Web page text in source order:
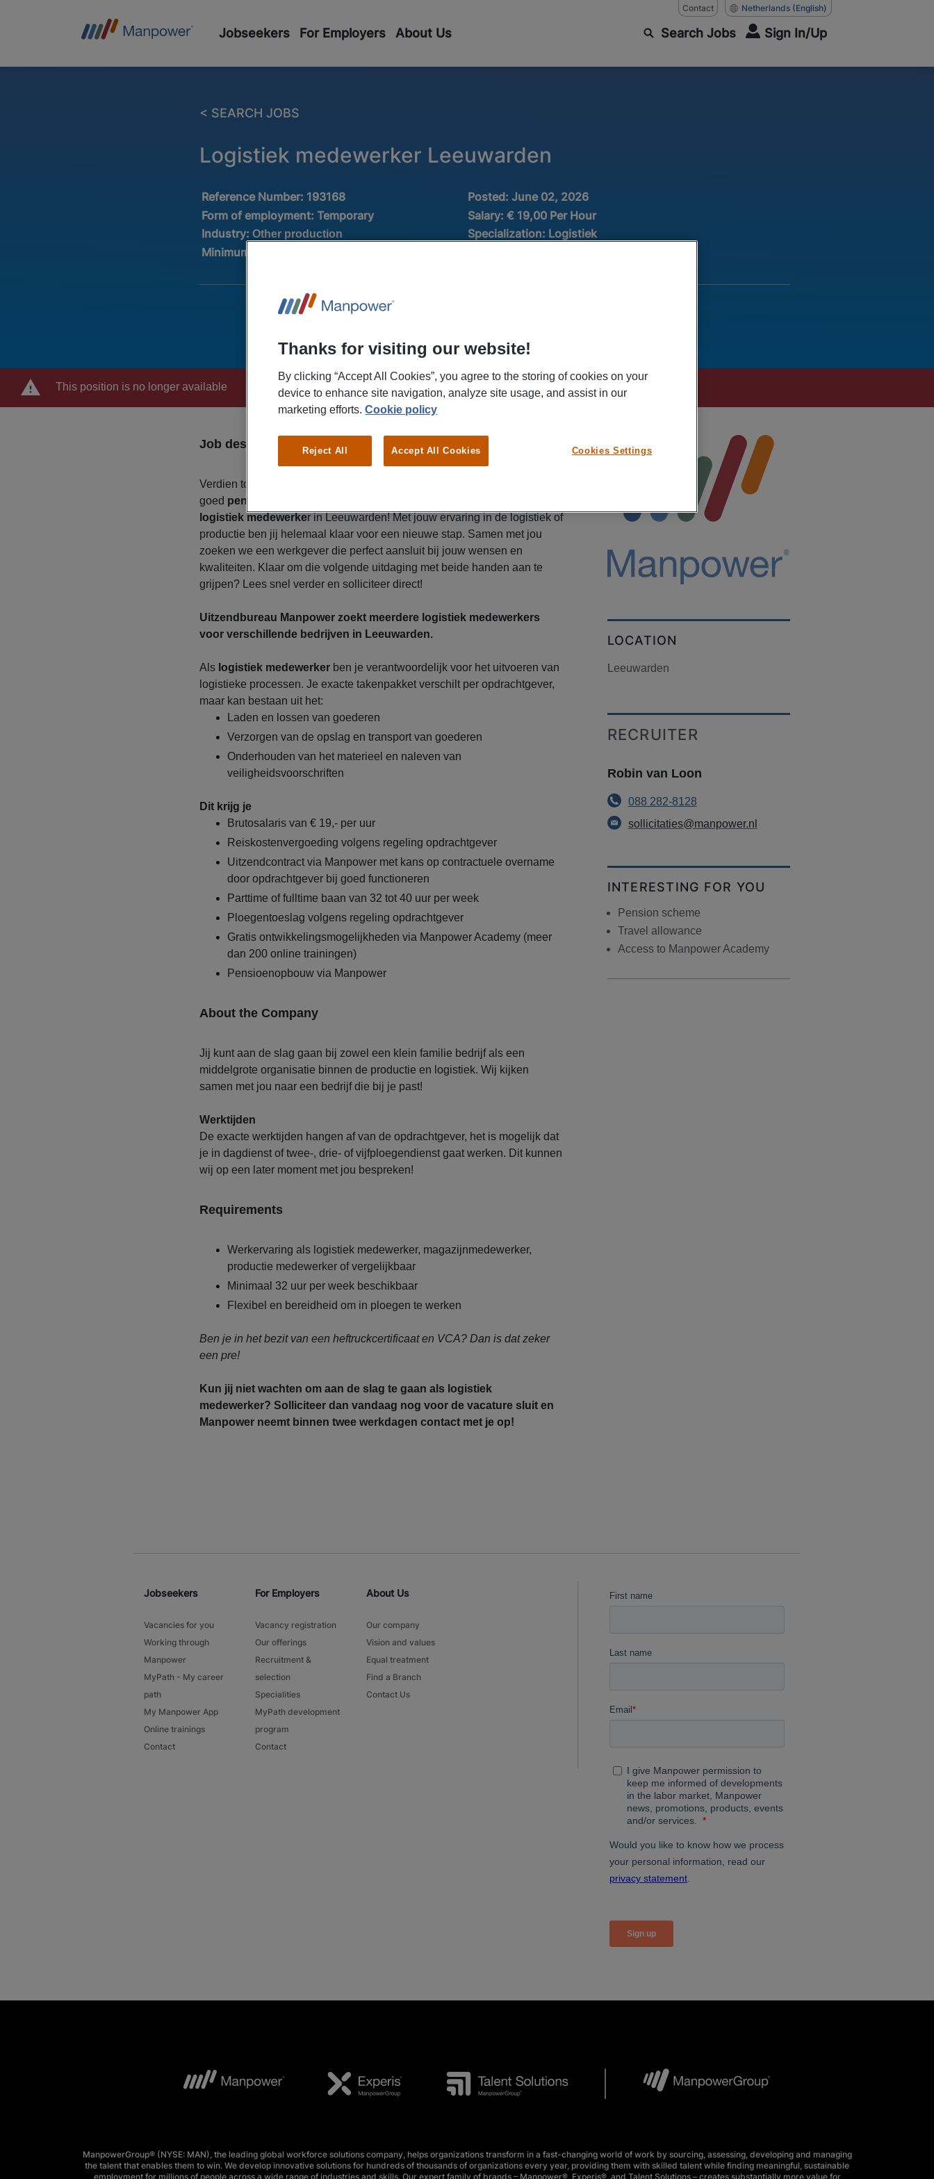
Contact Netherlands (English)
Jobseekers For Employers About Us Search Jobs Sign In/Up
< SEARCH JOBS
Logistiek medewerker Leeuwarden
Reference Number: 193168 Posted: June 02, 2026
Form of employment:Temporary Salary: € 19,00 Per Hour
Industry:Other production Specialization: Logistiek
Minimum experience:
This position is no longer available
Job description
Verdien tot
goed pensioen
logistiek medewerker in Leeuwarden! Met jouw ervaring in de logistiek of
productie ben jij helemaal klaar voor een nieuwe stap. Samen met jou
zoeken we een werkgever die perfect aansluit bij jouw wensen en
kwaliteiten. Klaar om die volgende uitdaging met beide handen aan te
grijpen? Lees snel verder en solliciteer direct!
Uitzendbureau Manpower zoekt meerdere logistiek medewerkers
voor verschillende bedrijven in Leeuwarden.
Als logistiek medewerker ben je verantwoordelijk voor het uitvoeren van
logistieke processen. Je exacte takenpakket verschilt per opdrachtgever,
maar kan bestaan uit het:
Laden en lossen van goederen
Verzorgen van de opslag en transport van goederen
Onderhouden van het materieel en naleven van
veiligheidsvoorschriften
Dit krijg je
Brutosalaris van € 19,- per uur
Reiskostenvergoeding volgens regeling opdrachtgever
Uitzendcontract via Manpower met kans op contractuele overname
door opdrachtgever bij goed functioneren
Parttime of fulltime baan van 32 tot 40 uur per week
Ploegentoeslag volgens regeling opdrachtgever
Gratis ontwikkelingsmogelijkheden via Manpower Academy (meer
dan 200 online trainingen)
Pensioenopbouw via Manpower
About the Company
Jij kunt aan de slag gaan bij zowel een klein familie bedrijf als een
middelgrote organisatie binnen de productie en logistiek. Wij kijken
samen met jou naar een bedrijf die bij je past!
Werktijden
De exacte werktijden hangen af van de opdrachtgever, het is mogelijk dat
je in dagdienst of twee-, drie- of vijfploegendienst gaat werken. Dit kunnen
wij op een later moment met jou bespreken!
Requirements
Werkervaring als logistiek medewerker, magazijnmedewerker,
productie medewerker of vergelijkbaar
Minimaal 32 uur per week beschikbaar
Flexibel en bereidheid om in ploegen te werken
Ben je in het bezit van een heftruckcertificaat en VCA? Dan is dat zeker
een pre!
Kun jij niet wachten om aan de slag te gaan als logistiek
medewerker? Solliciteer dan vandaag nog voor de vacature sluit en
Manpower neemt binnen twee werkdagen contact met je op!
LOCATION
Leeuwarden
RECRUITER
Robin van Loon
088 282-8128
sollicitaties@manpower.nl
INTERESTING FOR YOU
Pension scheme
Travel allowance
Access to Manpower Academy
Jobseekers
Vacancies for you
Working through
Manpower
MyPath - My career
path
My Manpower App
Online trainings
Contact
For Employers
Vacancy registration
Our offerings
Recruitment &
selection
Specialities
MyPath development
program
Contact
About Us
Our company
Vision and values
Equal treatment
Find a Branch
Contact Us
ManpowerGroup® (NYSE: MAN), the leading global workforce solutions company, helps organizations transform in a fast-changing world of work by sourcing, assessing, developing and managing
the talent that enables them to win. We develop innovative solutions for hundreds of thousands of organizations every year, providing them with skilled talent while finding meaningful, sustainable
employment for millions of people across a wide range of industries and skills. Our expert family of brands – Manpower®, Experis®, and Talent Solutions – creates substantially more value for
Thanks for visiting our website!
By clicking “Accept All Cookies”, you agree to the storing of cookies on your
device to enhance site navigation, analyze site usage, and assist in our
marketing efforts.Cookie policy
Cookies Settings
Reject All Accept All Cookies